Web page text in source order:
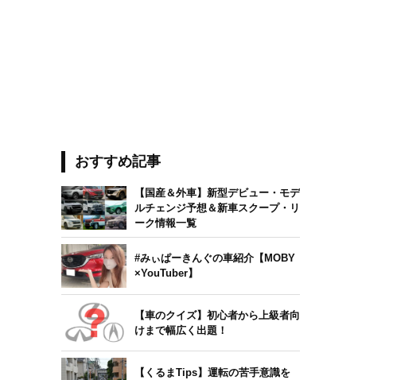
おすすめ記事
【国産＆外車】新型デビュー・モデ
ルチェンジ予想＆新車スクープ・リ
ーク情報一覧
#みぃぱーきんぐの車紹介【MOBY
×YouTuber】
【車のクイズ】初心者から上級者向
けまで幅広く出題！
【くるまTips】運転の苦手意識を